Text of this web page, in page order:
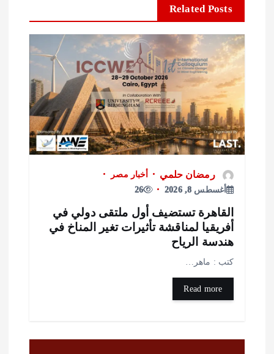
Related Posts
رمضان حلمي
أخبار مصر
26
تستضيف أول ملتقى دولي في
لمناقشة تأثيرات تغير المناخ في
الرياح
: ماهر…